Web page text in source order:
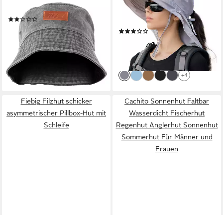
(1)
34,95 €
lieferbar - in 5-6 Werktagen bei dir
und Zopföffnung Wander- &
Safarihut mit Nackenschutz
(1)
39,99 €
lieferbar - in 5-6 Werktagen bei dir
+4
Fiebig Filzhut schicker
asymmetrischer Pillbox-Hut mit
Schleife
Cachito Sonnenhut Faltbar
Wasserdicht Fischerhut
Regenhut Anglerhut Sonnenhut
Sommerhut Für Männer und
Frauen